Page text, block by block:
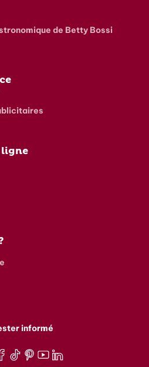
de Betty Bossi
ligne
informé